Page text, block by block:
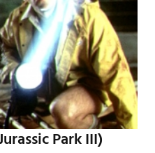
Park III)